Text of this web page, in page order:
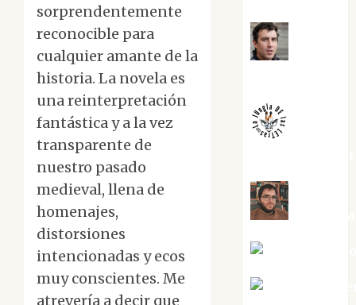
sorprendentemente
reconocible para
cualquier amante de la
historia. La novela es
una reinterpretación
fantástica y a la vez
transparente de
nuestro pasado
medieval, llena de
homenajes,
distorsiones
intencionadas y ecos
muy conscientes. Me
atrevería a decir que